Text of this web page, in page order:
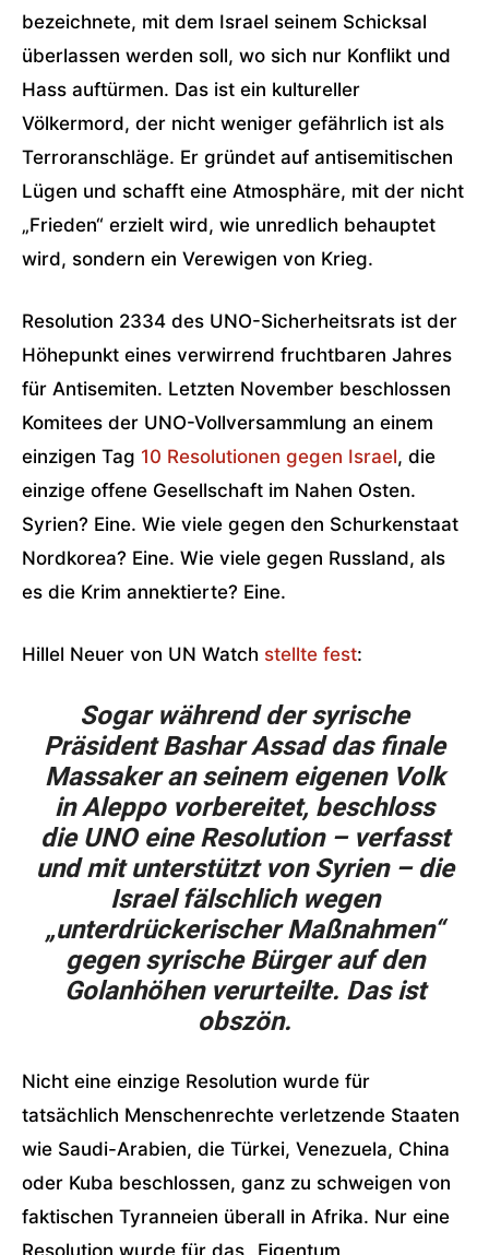
bezeichnete, mit dem Israel seinem Schicksal
überlassen werden soll, wo sich nur Konflikt und
Hass auftürmen. Das ist ein kultureller
Völkermord, der nicht weniger gefährlich ist als
Terroranschläge. Er gründet auf antisemitischen
Lügen und schafft eine Atmosphäre, mit der nicht
„Frieden“ erzielt wird, wie unredlich behauptet
wird, sondern ein Verewigen von Krieg.
Resolution 2334 des UNO-Sicherheitsrats ist der
Höhepunkt eines verwirrend fruchtbaren Jahres
für Antisemiten. Letzten November beschlossen
Komitees der UNO-Vollversammlung an einem
einzigen Tag 10 Resolutionen gegen Israel, die
einzige offene Gesellschaft im Nahen Osten.
Syrien? Eine. Wie viele gegen den Schurkenstaat
Nordkorea? Eine. Wie viele gegen Russland, als
es die Krim annektierte? Eine.
Hillel Neuer von UN Watch stellte fest:
Sogar während der syrische
Präsident Bashar Assad das finale
Massaker an seinem eigenen Volk
in Aleppo vorbereitet, beschloss
die UNO eine Resolution – verfasst
und mit unterstützt von Syrien – die
Israel fälschlich wegen
„unterdrückerischer Maßnahmen“
gegen syrische Bürger auf den
Golanhöhen verurteilte. Das ist
obszön.
Nicht eine einzige Resolution wurde für
tatsächlich Menschenrechte verletzende Staaten
wie Saudi-Arabien, die Türkei, Venezuela, China
oder Kuba beschlossen, ganz zu schweigen von
faktischen Tyranneien überall in Afrika. Nur eine
Resolution wurde für das „Eigentum